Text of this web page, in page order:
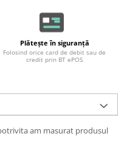
Plătește în siguranță
Folosind orice card de debit sau de
credit prin BT ePOS
am masurat produsul